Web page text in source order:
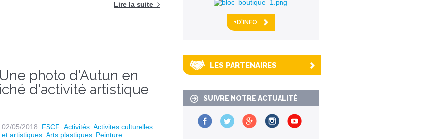
Lire la suite
photo d'Autun en
d'activité artistique
02/05/2018 FSCF Activités Activites culturelles
et artistiques Arts plastiques Peinture
+D'INFO
LES PARTENAIRES
SUIVRE NOTRE ACTUALITÉ